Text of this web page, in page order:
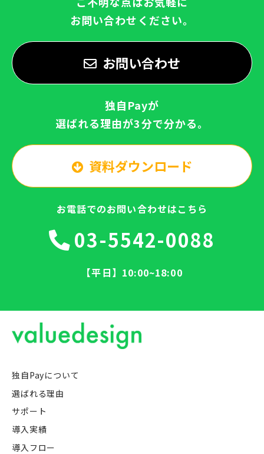
お問い合わせください。
お問い合わせ
独自Payが
選ばれる理由が3分で分かる。
資料ダウンロード
お電話でのお問い合わせはこちら
03-5542-0088
【平日】10:00~18:00
独自Payについて
選ばれる理由
サポート
導入実績
導入フロー